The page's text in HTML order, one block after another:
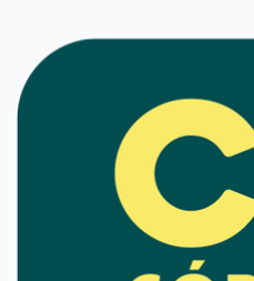
contenido